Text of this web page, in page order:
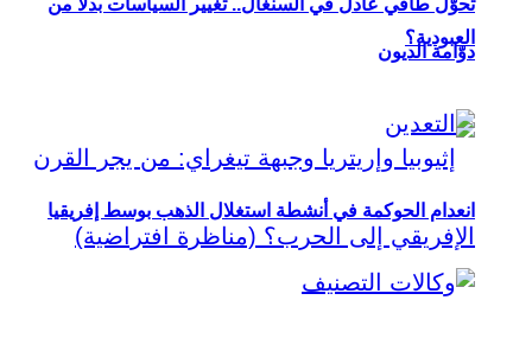
العبودية؟
تحوُّل طاقي عادل في السنغال.. تغيير السياسات بدلاً من
دوّامة الديون
انعدام الحوكمة في أنشطة استغلال الذهب بوسط إفريقيا